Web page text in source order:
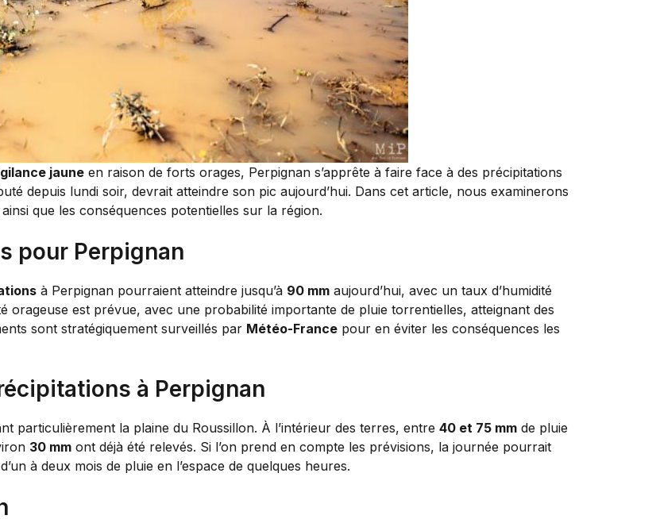
jaune en raison de forts orages, Perpignan s’apprête à faire face à des précipitations
depuis lundi soir, devrait atteindre son pic aujourd’hui. Dans cet article, nous examinerons
que les conséquences potentielles sur la région.
pour Perpignan
à Perpignan pourraient atteindre jusqu’à 90 mm aujourd’hui, avec un taux d’humidité
orageuse est prévue, avec une probabilité importante de pluie torrentielles, atteignant des
sont stratégiquement surveillés par Météo-France pour en éviter les conséquences les
à Perpignan
particulièrement la plaine du Roussillon. À l’intérieur des terres, entre 40 et 75 mm de pluie
30 mm ont déjà été relevés. Si l’on prend en compte les prévisions, la journée pourrait
à deux mois de pluie en l’espace de quelques heures.